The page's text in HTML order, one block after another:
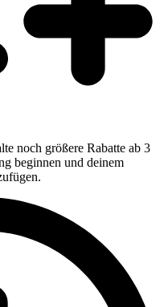
noch größere Rabatte ab 3
beginnen und deinem